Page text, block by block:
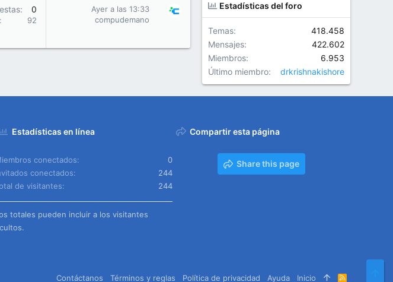
0
92
Ayer a las 13:33
compudemano
Estadísticas del foro
Temas
418.458
Mensajes
422.602
Miembros
6.953
Último miembro
drkrishnakishore
Estadísticas en línea
conectados
0
conectados
244
de visitantes
244
totales pueden incluir a los visitantes
Compartir esta página
Share this page
Contáctanos Términos y reglas Política de privacidad Ayuda Inicio
R